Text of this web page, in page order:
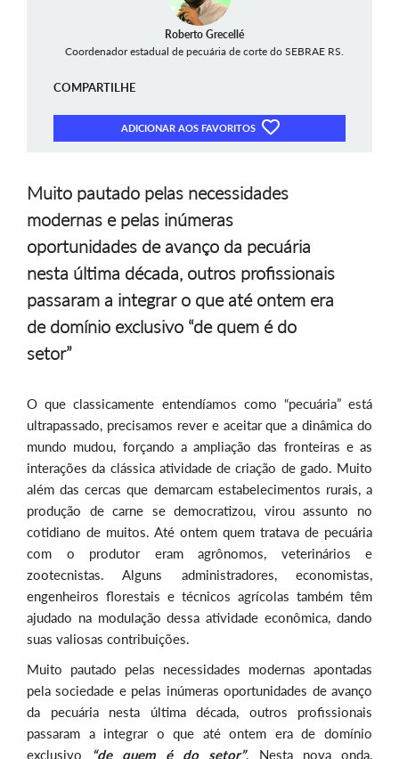
Roberto Grecellé
Coordenador estadual de pecuária de corte do SEBRAE RS.
COMPARTILHE
ADICIONAR AOS FAVORITOS
Muito pautado pelas necessidades
modernas e pelas inúmeras
oportunidades de avanço da pecuária
nesta última década, outros profissionais
passaram a integrar o que até ontem era
de domínio exclusivo “de quem é do
setor”
O que classicamente entendíamos como “pecuária” está
ultrapassado, precisamos rever e aceitar que a dinâmica do
mundo mudou, forçando a ampliação das fronteiras e as
interações da clássica atividade de criação de gado. Muito
além das cercas que demarcam estabelecimentos rurais, a
produção de carne se democratizou, virou assunto no
cotidiano de muitos. Até ontem quem tratava de pecuária
com o produtor eram agrônomos, veterinários e
zootecnistas. Alguns administradores, economistas,
engenheiros florestais e técnicos agrícolas também têm
ajudado na modulação dessa atividade econômica, dando
suas valiosas contribuições.
Muito pautado pelas necessidades modernas apontadas
pela sociedade e pelas inúmeras oportunidades de avanço
da pecuária nesta última década, outros profissionais
passaram a integrar o que até ontem era de domínio
exclusivo
“de quem é do setor”. Nesta nova onda,